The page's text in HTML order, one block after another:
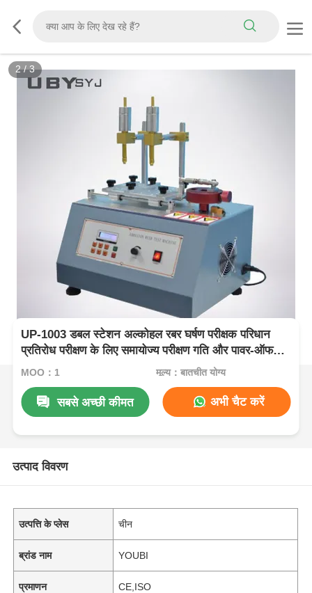
2/3
UP-1003 डबल स्टेशन अल्कोहल रबर घर्षण परीक्षक परिधान
प्रतिरोध परीक्षण के लिए समायोज्य परीक्षण गति और पावर-ऑफ
मेमोरी फ़ंक्शन के साथ
MOQ：1 मूल्य：बातचीत योग्य
सबसे अच्छी कीमत अभी चैट करें
उत्पाद विवरण
उत्पत्ति के प्लेस चीन
ब्रांड नाम YOUBI
प्रमाणन CE,ISO